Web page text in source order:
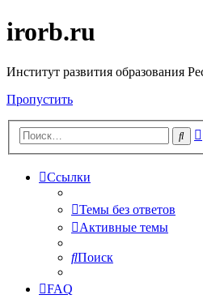
irorb.ru
Институт развития образования
Пропустить
Ссылки
Темы без ответов
Активные темы
Поиск
FAQ